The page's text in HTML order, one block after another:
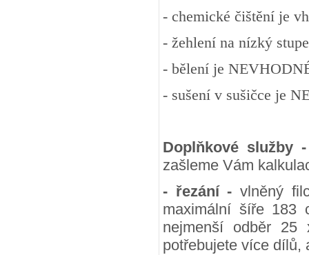
- chemické čištění je
- žehlení na nízký
- bělení je
- sušení v sušičce je
Doplňkové služby
zašleme Vám
- řezání - vlněný
maximální šíře 183
nejmenší odběr
potřebujete více dílů,